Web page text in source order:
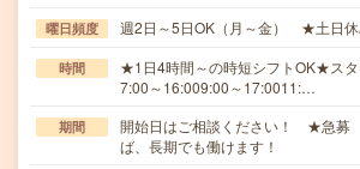
曜日頻度 週2日～5日OK（月～金） ★土日休
時間
★1日4時間～の時短シフトOK★スタ
7:00～16:009:00～17:0011:…
期間
開始日はご相談ください！ ★急
ば、長期でも働けます！